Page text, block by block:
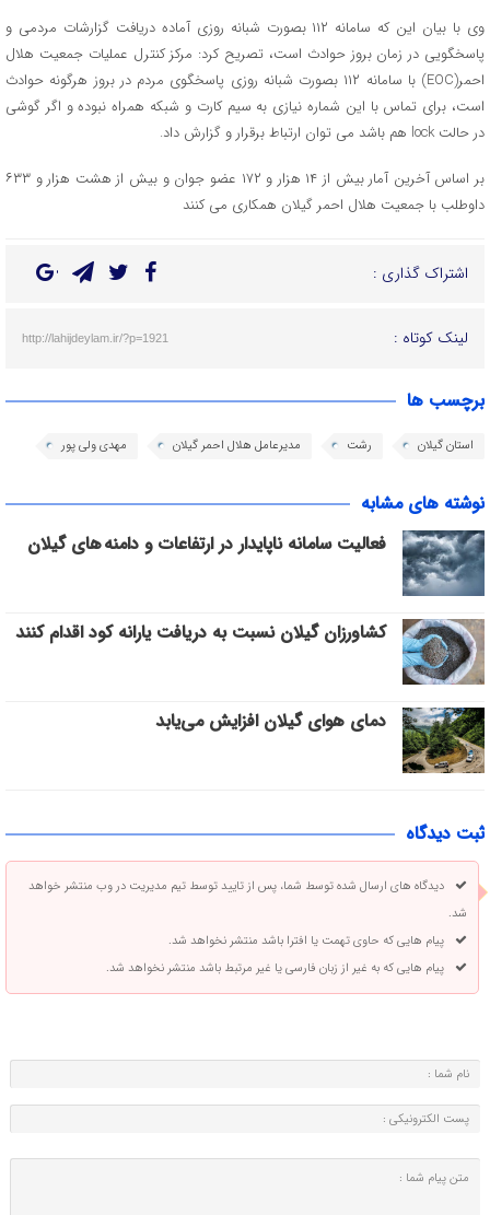
وی با بیان این که سامانه ۱۱۲ بصورت شبانه روزی آماده دریافت گزارشات مردمی و
پاسخگویی در زمان بروز حوادث است، تصریح کرد: مرکز کنترل عملیات جمعیت هلال
احمر(EOC) با سامانه ۱۱۲ بصورت شبانه روزی پاسخگوی مردم در بروز هرگونه حوادث
است، برای تماس با این شماره نیازی به سیم کارت و شبکه همراه نبوده و اگر گوشی
در حالت lock هم باشد می توان ارتباط برقرار و گزارش داد.
بر اساس آخرین آمار بیش از ۱۴ هزار و ۱۷۲ عضو جوان و بیش از هشت هزار و ۶۳۳
داوطلب با جمعیت هلال احمر گیلان همکاری می‌ کنند
اشتراک گذاری :
لینک کوتاه : http://lahijdeylam.ir/?p=1921
برچسب ها
استان گیلان رشت مدیرعامل هلال احمر گیلان مهدی ولی پور
نوشته های مشابه
فعالیت سامانه ناپایدار در ارتفاعات و دامنه های گیلان
کشاورزان گیلان نسبت به دریافت یارانه کود اقدام کنند
دمای هوای گیلان افزایش می‌یابد
ثبت دیدگاه
دیدگاه های ارسال شده توسط شما، پس از تایید توسط تیم مدیریت در وب منتشر خواهد
شد.
پیام هایی که حاوی تهمت یا افترا باشد منتشر نخواهد شد.
پیام هایی که به غیر از زبان فارسی یا غیر مرتبط باشد منتشر نخواهد شد.